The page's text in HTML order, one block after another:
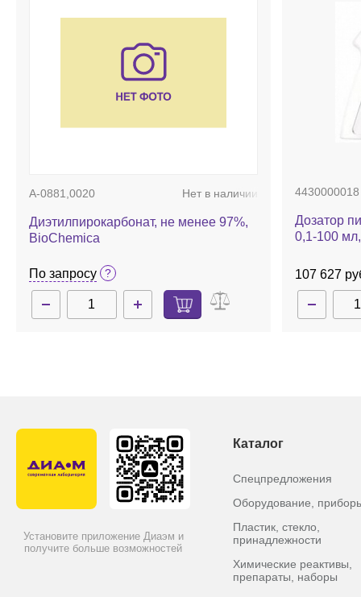
A-0881,0020 Нет в наличии
Диэтилпирокарбонат, не менее 97%,
BioChemica
По запросу
4430000018
Дозатор
0,1-100
107 627
Установите приложение Диаэм и
получите больше возможностей
Каталог
Спецпредложения
Оборудование,
Пластик, стекло,
принадлежности
Химические реактивы,
препараты, наборы